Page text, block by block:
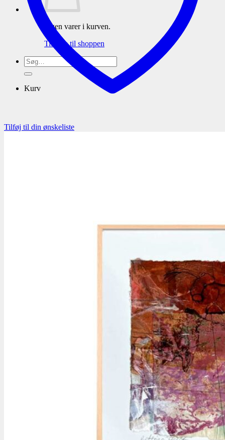
Ingen varer i kurven.
Tilbage til shoppen
Søg
efter:
Kurv
Tilføj til din ønskeliste